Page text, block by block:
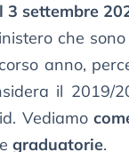
settembre
che
anno,
il 2019/
Vediamo
e graduatorie.